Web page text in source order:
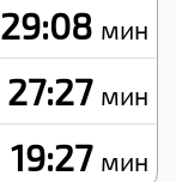
29:08 мин
27:27 мин
19:27 мин